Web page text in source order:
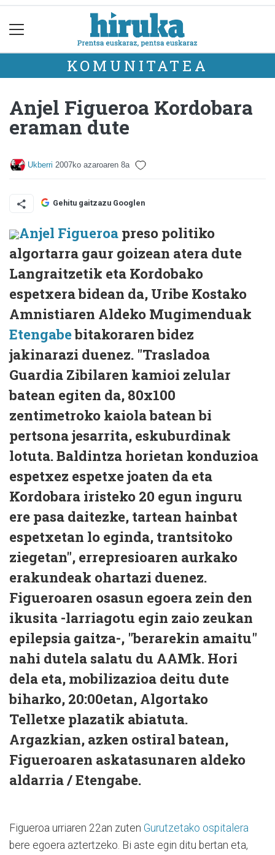
KOMUNITATEA
Anjel Figueroa Kordobara
eraman dute
Ukberri 2007ko azaroaren 8a
Gehitu gaitzazu Googlen
Anjel Figueroa preso politiko
algortarra gaur goizean atera dute
Langraitzetik eta Kordobako
espetxera bidean da, Uribe Kostako
Amnistiaren Aldeko Mugimenduak
Etengabebitakoraren bidez
jakinarazi duenez. "Trasladoa
Guardia Zibilaren kamioi zelular
batean egiten da, 80x100
zentimetroko kaiola batean bi
pertsona jesarrita, eskuburdinak
lotuta. Baldintza horietan konduzioa
espetxez espetxe joaten da eta
Kordobara iristeko 20 egun inguru
ere pasa daitezke, tartean hainbat
espetxetan lo eginda, trantsitoko
ziegetan", errepresioaren aurkako
erakundeak ohartazi duenez.
Figueroaren osasun egoera zein den
ikusita -larriagotu egin zaio zeukan
epilepsia gaitza-, "berarekin amaitu"
nahi dutela salatu du AAMk. Hori
dela eta, mobilizazioa deitu dute
biharko, 20:00etan, Algortako
Telletxe plazatik abiatuta.
Argazkian, azken ostiral batean,
Figueroaren askatasunaren aldeko
aldarria / Etengabe.
Figueroa urriaren 22an zuten Gurutzetako ospitalera
bere egoera aztertzeko. Bi aste egin ditu bertan eta,